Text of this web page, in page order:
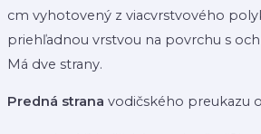
cm vyhotovený z viacvrstvového
priehľadnou vrstvou na povrchu s
Má dve strany.
Predná strana vodičského preukazu